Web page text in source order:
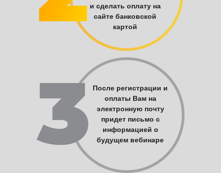
и сделать оплату на
сайте банковской
картой
После регистрации и
оплаты Вам на
электронную почту
придет письмо с
информацией о
будущем вебинаре